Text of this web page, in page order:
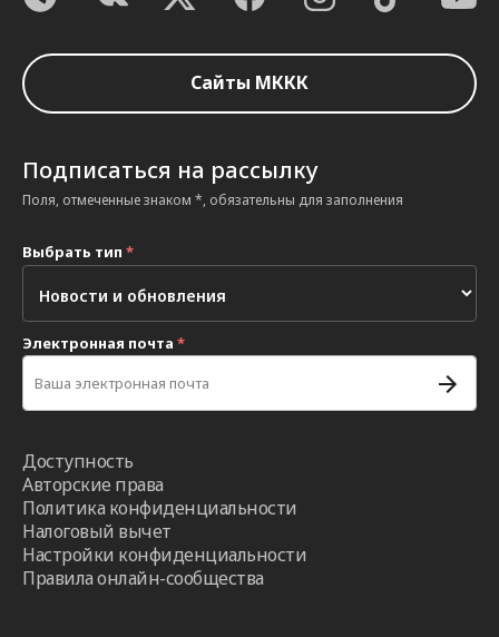
Сайты МККК
Подписаться на рассылку
Поля, отмеченные знаком *, обязательны для заполнения
Выбрать тип *
Электронная почта *
Доступность
Авторские права
Политика конфиденциальности
Налоговый вычет
Настройки конфиденциальности
Правила онлайн-сообщества